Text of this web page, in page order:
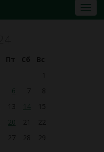
Пт Сб
Вс
1
6 7
8
13 14
15
20 21
22
27 28
29